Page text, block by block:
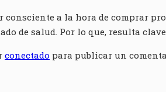
consciente a la hora de comprar
de salud. Por lo que, resulta
conectado para publicar un